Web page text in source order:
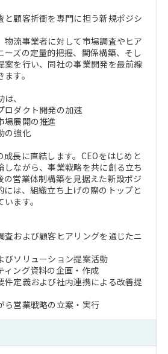
と顧客折衝を専門に担う新規ポジシ
物流事業者に対して市場調査やヒア
ーズの定量的把握、関係構築、そし
案を行い、同社の事業開発を最前線
す。
、
ロダクト開発の加速
場展開の推進
の強化
成長に直結します。CEOをはじめと
しながら、事業戦略を共に創る立ち
の営業体制構築を見据えた新設ポジ
には、組織立ち上げの際のトップと
ます。
および顧客ヒアリングを通じたニ
ソリューション提案活動
ング資料の企画・作成
定義および社内連携による改善提
営業戦略の立案・実行